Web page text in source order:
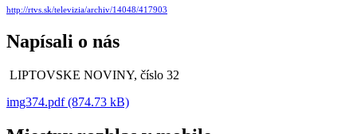
http://rtvs.sk/televizia/archiv/14048/417903
Napísali o nás
LIPTOVSKE NOVINY, číslo 32
img374.pdf (874.73 kB)